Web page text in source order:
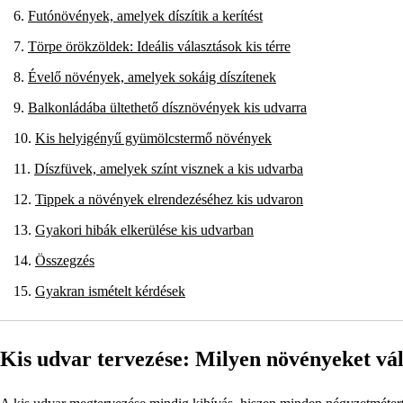
Futónövények, amelyek díszítik a kerítést
Törpe örökzöldek: Ideális választások kis térre
Évelő növények, amelyek sokáig díszítenek
Balkonládába ültethető dísznövények kis udvarra
Kis helyigényű gyümölcstermő növények
Díszfüvek, amelyek színt visznek a kis udvarba
Tippek a növények elrendezéséhez kis udvaron
Gyakori hibák elkerülése kis udvarban
Összegzés
Gyakran ismételt kérdések
Kis udvar tervezése: Milyen növényeket